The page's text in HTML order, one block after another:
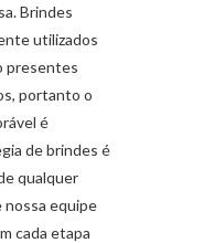
Brindes
utilizados
presentes
portanto o
é
de brindes é
qualquer
nossa equipe
cada etapa